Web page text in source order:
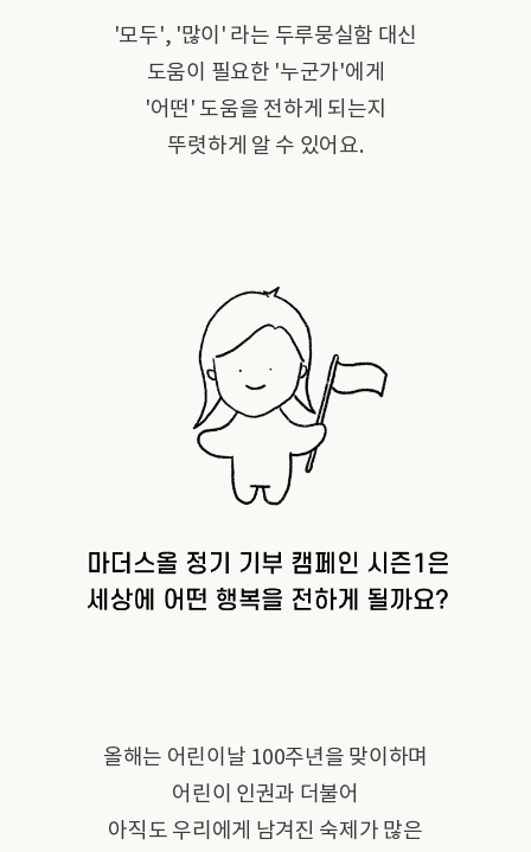
'모두', '많이' 라는 두루뭉실함 대신
도움이 필요한 '누군가'에게
'어떤' 도움을 전하게 되는지
뚜렷하게 알 수 있어요.
올해는 어린이날 100주년을 맞이하며
어린이 인권과 더불어
아직도 우리에게 남겨진 숙제가 많은